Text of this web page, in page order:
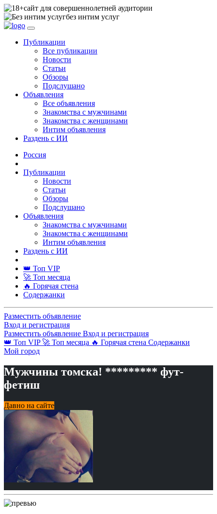
сайт для совершеннолетней аудитории
без интим услуг
Публикации
Все публикации
Новости
Статьи
Обзоры
Подслушано
Объявления
Все объявления
Знакомства с мужчинами
Знакомства с женщинами
Интим объявления
Раздень с ИИ
Россия
Публикации
Новости
Статьи
Обзоры
Подслушано
Объявления
Знакомства с мужчинами
Знакомства с женщинами
Интим объявления
Раздень с ИИ
👑 Топ VIP
🚀 Топ месяца
🔥 Горячая стена
Содержанки
Разместить объявление
Вход и регистрация
Разместить объявление Вход и регистрация
👑 Топ VIP 🚀 Топ месяца 🔥 Горячая стена Содержанки
Мой город
Мужчины томска! ********* фут-
фетиш
Давно на сайте